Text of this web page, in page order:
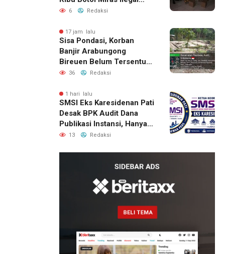
Berhasil Diamankan
6 Redaksi
17 jam lalu
Sisa Pondasi, Korban
Banjir Arabungong
Bireuen Belum Tersentuh
Bantuan Pascabencana
36 Redaksi
1 hari lalu
SMSI Eks Karesidenan Pati
Desak BPK Audit Dana
Publikasi Instansi, Hanya
untuk Perusahaan Pers
13 Redaksi
Deli
Serdang
Bantah